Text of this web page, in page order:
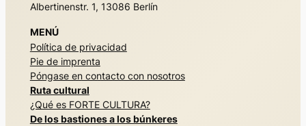
Albertinenstr. 1, 13086 Berlín
MENÚ
Política de privacidad
Pie de imprenta
Póngase en contacto con nosotros
Ruta cultural
¿Qué es FORTE CULTURA?
De los bastiones a los búnkeres